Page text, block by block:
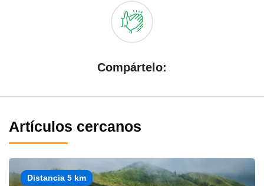
Compártelo:
Artículos cercanos
Distancia 5 km